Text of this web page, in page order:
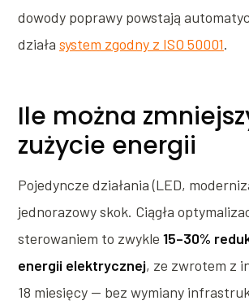
dowody poprawy powstają
działa system zgodny z ISO 50001.
Ile można
zużycie energii
Pojedyncze działania (LED,
jednorazowy skok. Ciągła
sterowaniem to zwykle 15–30%
energii elektrycznej, ze zwrotem z
18 miesięcy — bez wymiany